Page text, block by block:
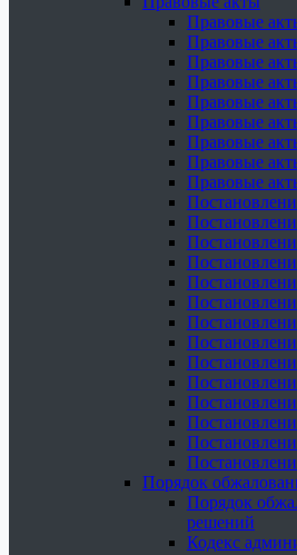
Правовые
Правовые
Правовые
Правовые
Правовые
Правовые
Правовые
Правовые
Правовые
Порядок
Порядок
решений
Кодекс